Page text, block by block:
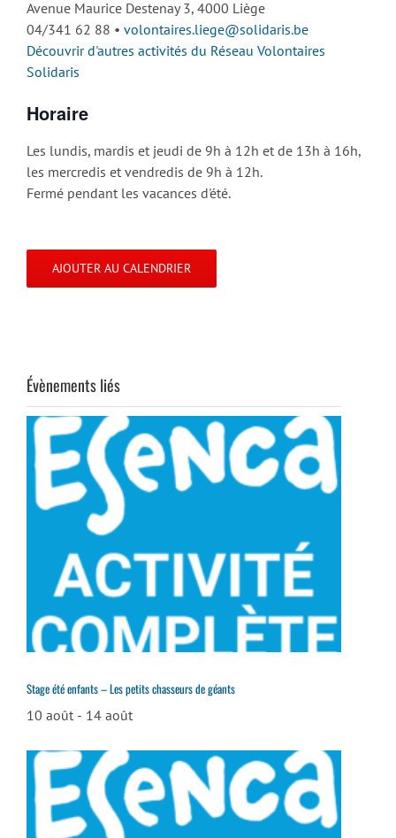
Avenue Maurice Destenay 3, 4000 Liège
04/341 62 88 • volontaires.liege@solidaris.be
Découvrir d'autres activités du Réseau Volontaires
Solidaris
Horaire
Les lundis, mardis et jeudi de 9h à 12h et de 13h à 16h,
les mercredis et vendredis de 9h à 12h.
Fermé pendant les vacances d'été.
AJOUTER AU CALENDRIER
Évènements liés
Stage été enfants – Les petits chasseurs de géants
10 août - 14 août